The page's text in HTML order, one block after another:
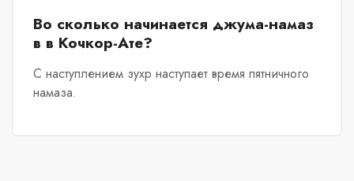
Во сколько начинается джума-намаз
в в Кочкор-Ате?
С наступлением зухр наступает время пятничного
намаза.